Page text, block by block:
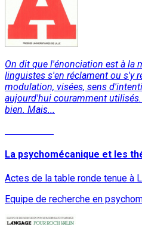
On dit que l'énonciation est à la
linguistes s'en réclament ou s'y
modulation, visées, sens
aujourd'hui couramment
bien. Mais...
La psychomécanique et les
Actes de la table ronde tenue à
Equipe de recherche en